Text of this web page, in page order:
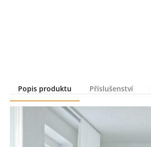
Popis produktu
Příslušenství
Popis produktu